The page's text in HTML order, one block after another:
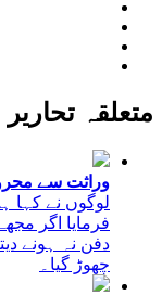
متعلقہ تحاریر
وراثت سے
لوگوں نے کہا
فرمایا اگر
دفن نہ ہونے
چھوڑ گیا۔